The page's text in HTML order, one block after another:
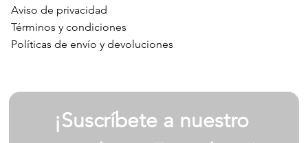
Aviso de privacidad
Términos y condiciones
Políticas de envío y devoluciones
¡Suscríbete a nuestro